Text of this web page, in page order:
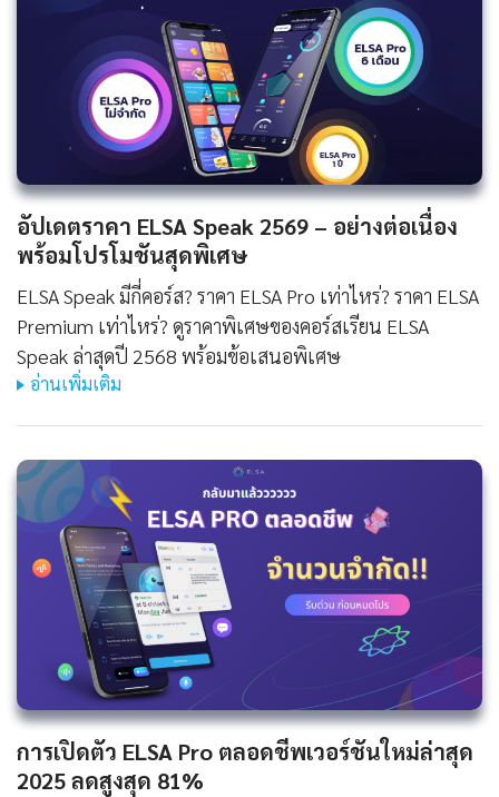
อัปเดตราคา ELSA Speak 2569 – อย่างต่อเนื่อง
พร้อมโปรโมชันสุดพิเศษ
ELSA Speak มีกี่คอร์ส? ราคา ELSA Pro เท่าไหร่? ราคา ELSA
Premium เท่าไหร่? ดูราคาพิเศษของคอร์สเรียน ELSA
Speak ล่าสุดปี 2568 พร้อมข้อเสนอพิเศษ
อ่านเพิ่มเติม
การเปิดตัว ELSA Pro ตลอดชีพเวอร์ชันใหม่ล่าสุด
2025 ลดสูงสุด 81%